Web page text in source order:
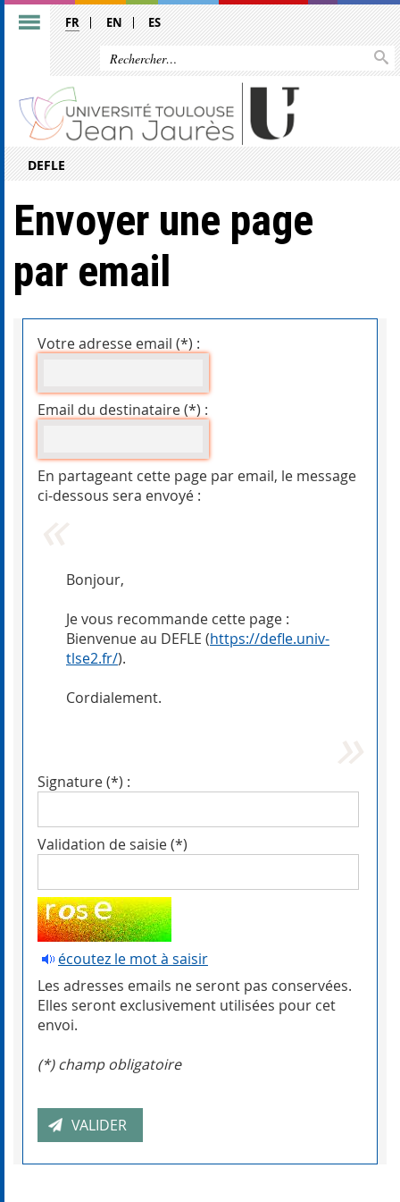
FR EN ES
DEFLE
Envoyer une page
par email
Votre adresse email (*) :
Email du destinataire (*) :
En partageant cette page par email, le message
ci-dessous sera envoyé :
Bonjour,
Je vous recommande cette page :
Bienvenue au DEFLE (https://defle.univ-
tlse2.fr/).
Cordialement.
Signature (*) :
Validation de saisie (*)
écoutez le mot à saisir
Les adresses emails ne seront pas conservées.
Elles seront exclusivement utilisées pour cet
envoi.
(*) champ obligatoire